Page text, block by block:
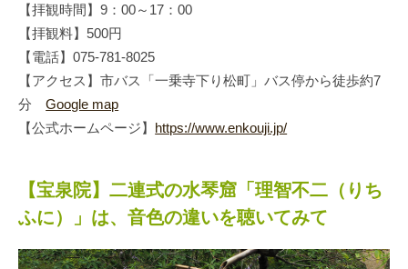
【拝観時間】9：00～17：00
【拝観料】500円
【電話】075-781-8025
【アクセス】市バス「一乗寺下り松町」バス停から徒歩約7
分Google map
【公式ホームページ】 https://www.enkouji.jp/
【宝泉院】二連式の水琴窟「理智不二（りち
ふに）」は、音色の違いを聴いてみて